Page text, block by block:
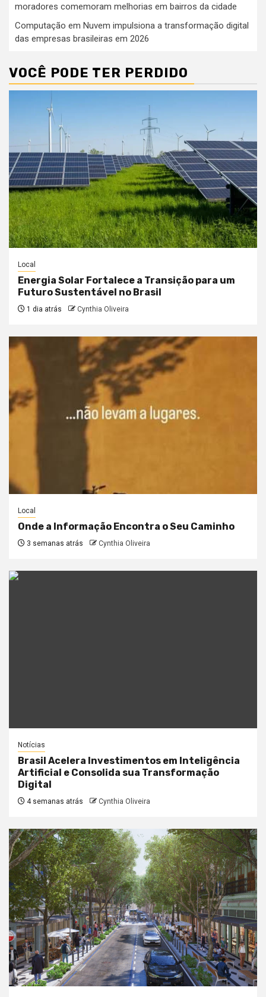
moradores comemoram melhorias em bairros da cidade
Computação em Nuvem impulsiona a transformação digital
das empresas brasileiras em 2026
VOCÊ PODE TER PERDIDO
Local
Energia Solar Fortalece a Transição para um
Futuro Sustentável no Brasil
1 dia atrás Cynthia Oliveira
Local
Onde a Informação Encontra o Seu Caminho
3 semanas atrás Cynthia Oliveira
Notícias
Brasil Acelera Investimentos em Inteligência
Artificial e Consolida sua Transformação
Digital
4 semanas atrás Cynthia Oliveira